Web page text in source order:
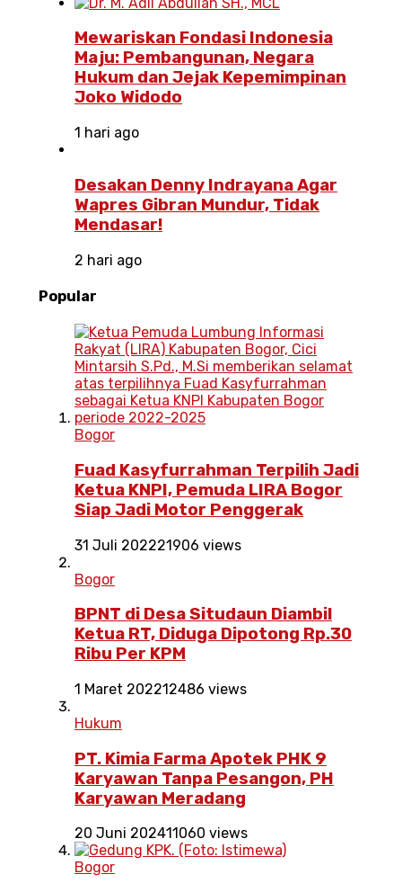
Mewariskan Fondasi Indonesia
Maju: Pembangunan, Negara
Hukum dan Jejak Kepemimpinan
Joko Widodo
1 hari ago
Desakan Denny Indrayana Agar
Wapres Gibran Mundur, Tidak
Mendasar!
2 hari ago
Popular
Bogor
Fuad Kasyfurrahman Terpilih Jadi
Ketua KNPI, Pemuda LIRA Bogor
Siap Jadi Motor Penggerak
31 Juli 202221906 views
Bogor
BPNT di Desa Situdaun Diambil
Ketua RT, Diduga Dipotong Rp.30
Ribu Per KPM
1 Maret 202212486 views
Hukum
PT. Kimia Farma Apotek PHK 9
Karyawan Tanpa Pesangon, PH
Karyawan Meradang
20 Juni 202411060 views
Bogor